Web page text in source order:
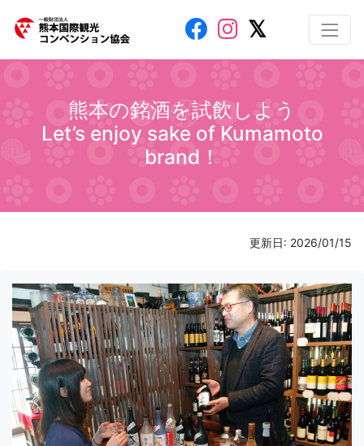
熊本の銘酒を試飲しよう
Let’s enjoy sake of Kumamoto
brand！
更新日: 2026/01/15